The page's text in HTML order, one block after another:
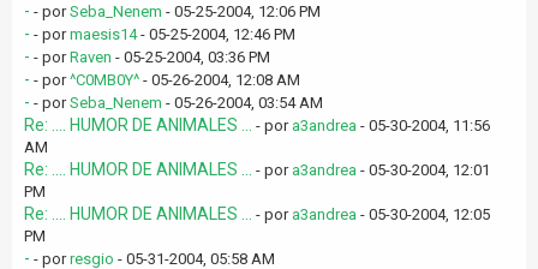
- - porSeba_Nenem - 05-25-2004, 12:06 PM
- - pormaesis14- 05-25-2004, 12:46 PM
- - porRaven - 05-25-2004, 03:36 PM
- - por^C0MB0Y^ - 05-26-2004, 12:08 AM
- - porSeba_Nenem - 05-26-2004, 03:54 AM
Re: .... HUMOR DE ANIMALES ... - por a3andrea - 05-30-2004, 11:56
AM
Re: .... HUMOR DE ANIMALES ... - por a3andrea - 05-30-2004, 12:01
PM
Re: .... HUMOR DE ANIMALES ... - por a3andrea - 05-30-2004, 12:05
PM
- - porresgio - 05-31-2004, 05:58 AM